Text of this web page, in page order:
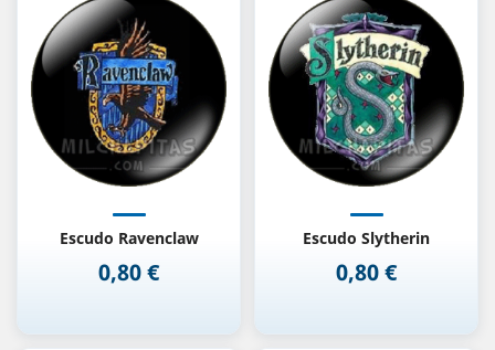
Escudo Ravenclaw
Precio
0,80 €
Escudo Slytherin
Precio
0,80 €